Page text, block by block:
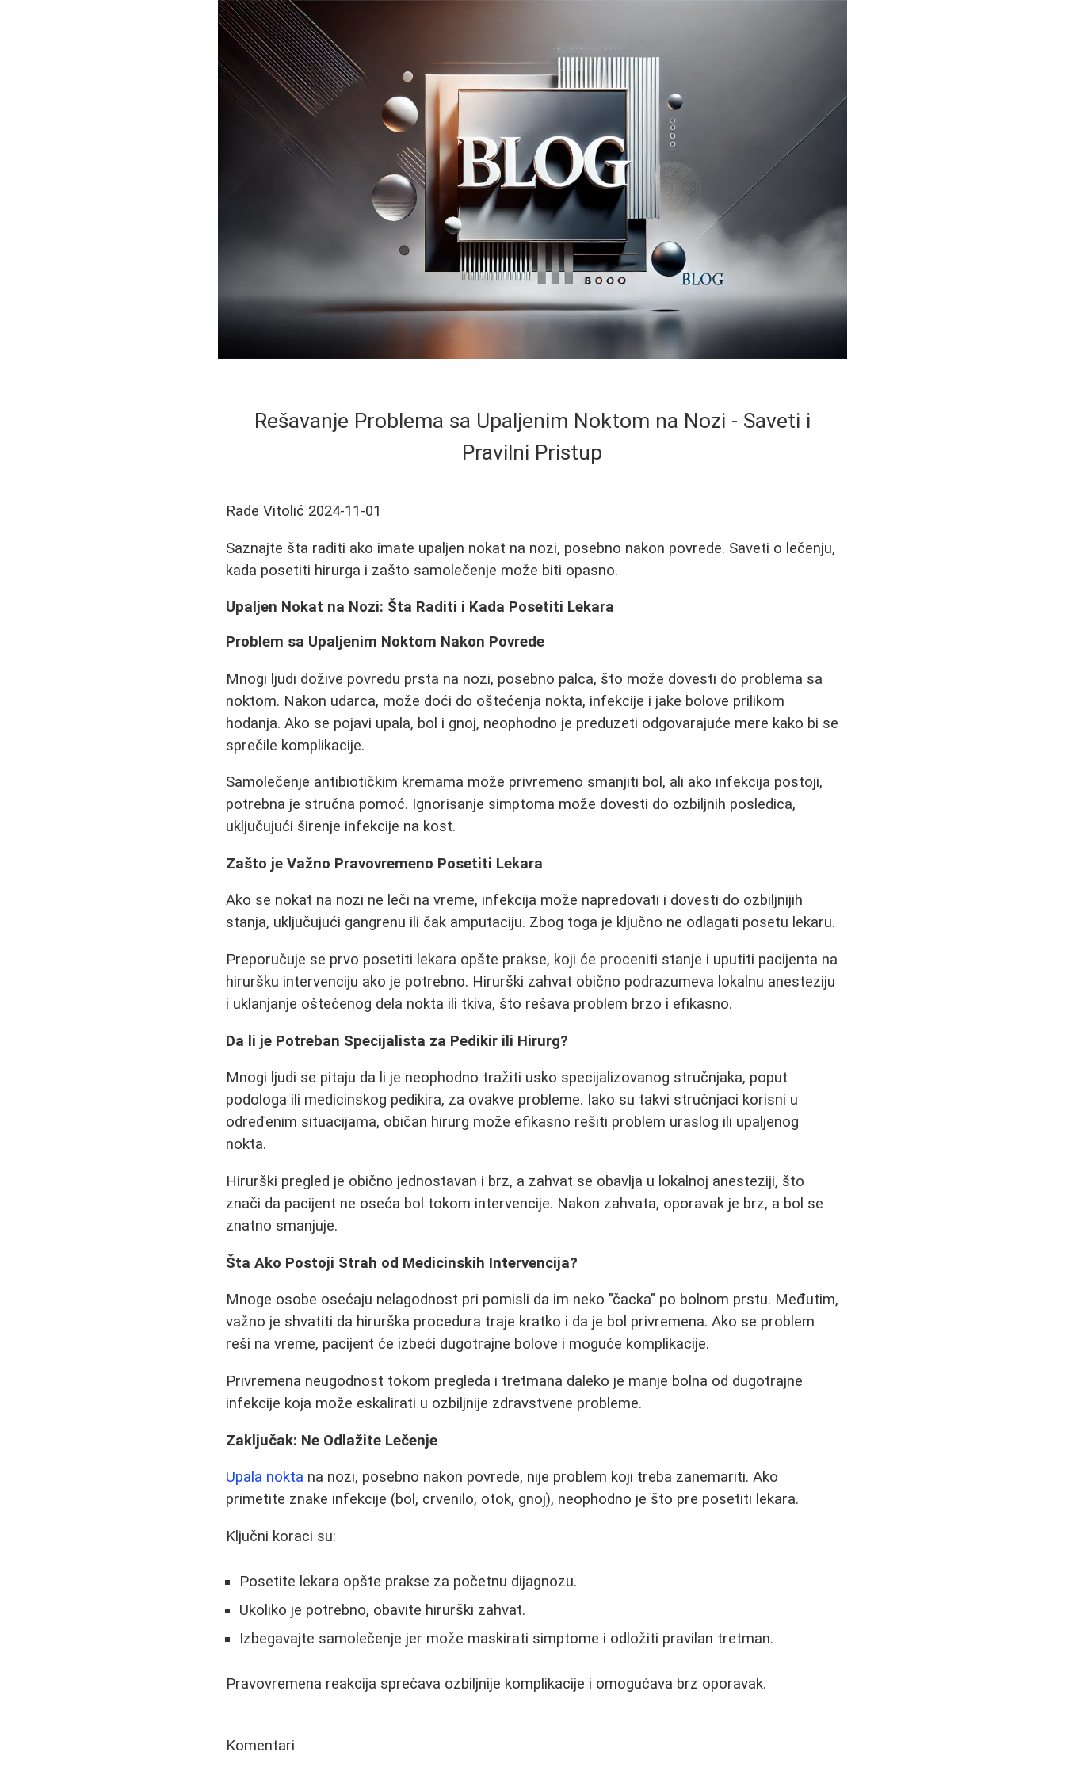
Rešavanje Problema sa Upaljenim Noktom na Nozi - Saveti i
Pravilni Pristup
Rade Vitolić 2024-11-01
Saznajte šta raditi ako imate upaljen nokat na nozi, posebno nakon povrede. Saveti o lečenju,
kada posetiti hirurga i zašto samolečenje može biti opasno.
Upaljen Nokat na Nozi: Šta Raditi i Kada Posetiti Lekara
Problem sa Upaljenim Noktom Nakon Povrede
Mnogi ljudi dožive povredu prsta na nozi, posebno palca, što može dovesti do problema sa
noktom. Nakon udarca, može doći do oštećenja nokta, infekcije i jake bolove prilikom
hodanja. Ako se pojavi upala, bol i gnoj, neophodno je preduzeti odgovarajuće mere kako bi se
sprečile komplikacije.
Samolečenje antibiotičkim kremama može privremeno smanjiti bol, ali ako infekcija postoji,
potrebna je stručna pomoć. Ignorisanje simptoma može dovesti do ozbiljnih posledica,
uključujući širenje infekcije na kost.
Zašto je Važno Pravovremeno Posetiti Lekara
Ako se nokat na nozi ne leči na vreme, infekcija može napredovati i dovesti do ozbiljnijih
stanja, uključujući gangrenu ili čak amputaciju. Zbog toga je ključno ne odlagati posetu lekaru.
Preporučuje se prvo posetiti lekara opšte prakse, koji će proceniti stanje i uputiti pacijenta na
hiruršku intervenciju ako je potrebno. Hirurški zahvat obično podrazumeva lokalnu anesteziju
i uklanjanje oštećenog dela nokta ili tkiva, što rešava problem brzo i efikasno.
Da li je Potreban Specijalista za Pedikir ili Hirurg?
Mnogi ljudi se pitaju da li je neophodno tražiti usko specijalizovanog stručnjaka, poput
podologa ili medicinskog pedikira, za ovakve probleme. Iako su takvi stručnjaci korisni u
određenim situacijama, običan hirurg može efikasno rešiti problem uraslog ili upaljenog
nokta.
Hirurški pregled je obično jednostavan i brz, a zahvat se obavlja u lokalnoj anesteziji, što
znači da pacijent ne oseća bol tokom intervencije. Nakon zahvata, oporavak je brz, a bol se
znatno smanjuje.
Šta Ako Postoji Strah od Medicinskih Intervencija?
Mnoge osobe osećaju nelagodnost pri pomisli da im neko "čacka" po bolnom prstu. Međutim,
važno je shvatiti da hirurška procedura traje kratko i da je bol privremena. Ako se problem
reši na vreme, pacijent će izbeći dugotrajne bolove i moguće komplikacije.
Privremena neugodnost tokom pregleda i tretmana daleko je manje bolna od dugotrajne
infekcije koja može eskalirati u ozbiljnije zdravstvene probleme.
Zaključak: Ne Odlažite Lečenje
Upala nokta na nozi, posebno nakon povrede, nije problem koji treba zanemariti. Ako
primetite znake infekcije (bol, crvenilo, otok, gnoj), neophodno je što pre posetiti lekara.
Ključni koraci su:
Posetite lekara opšte prakse za početnu dijagnozu.
Ukoliko je potrebno, obavite hirurški zahvat.
Izbegavajte samolečenje jer može maskirati simptome i odložiti pravilan tretman.
Pravovremena reakcija sprečava ozbiljnije komplikacije i omogućava brz oporavak.
Komentari